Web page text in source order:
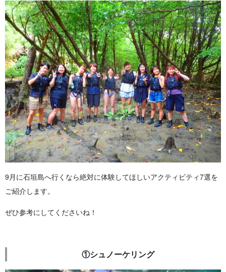
9月に石垣島へ行くなら絶対に体験してほしいアクティビティ7選を
ご紹介します。
ぜひ参考にしてくださいね！
①シュノーケリング